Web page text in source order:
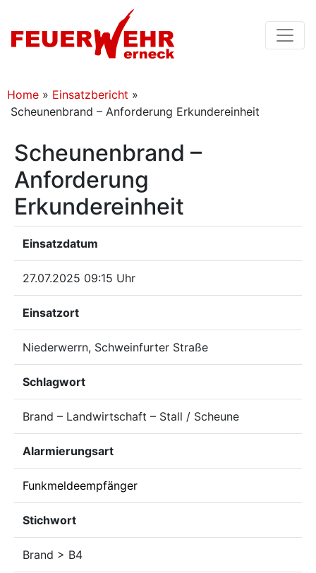
Home » Einsatzbericht »
Scheunenbrand – Anforderung Erkundereinheit
Scheunenbrand –
Anforderung
Erkundereinheit
Einsatzdatum
27.07.2025 09:15 Uhr
Einsatzort
Niederwerrn, Schweinfurter Straße
Schlagwort
Brand – Landwirtschaft – Stall / Scheune
Alarmierungsart
Funkmeldeempfänger
Stichwort
Brand > B4